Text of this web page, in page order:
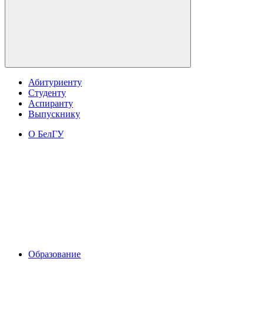
Абитуриенту
Студенту
Аспиранту
Выпускнику
О БелГУ
Образование